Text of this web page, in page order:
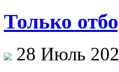
Только
28 Июль